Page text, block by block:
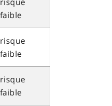
faible
risque
faible
risque
faible